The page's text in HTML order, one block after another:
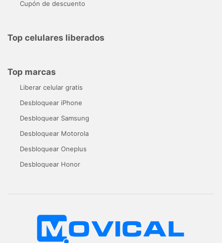
Cupón de descuento
Top celulares liberados
Top marcas
Liberar celular gratis
Desbloquear iPhone
Desbloquear Samsung
Desbloquear Motorola
Desbloquear Oneplus
Desbloquear Honor